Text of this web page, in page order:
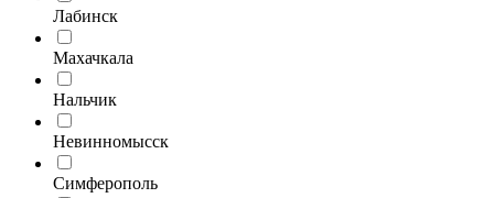
Лабинск
Махачкала
Нальчик
Невинномысск
Симферополь